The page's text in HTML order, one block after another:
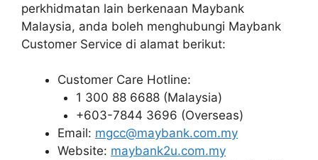
perkhidmatan lain berkenaan Maybank
Malaysia, anda boleh menghubungi Maybank
Customer Service di alamat berikut:
Customer Care Hotline:
1 300 88 6688 (Malaysia)
+603-7844 3696 (Overseas)
Email: mgcc@maybank.com.my
Website: maybank2u.com.my